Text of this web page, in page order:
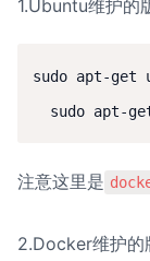
1.Ubuntu维护的
sudo apt-get
注意这里是
2.Docker维护的